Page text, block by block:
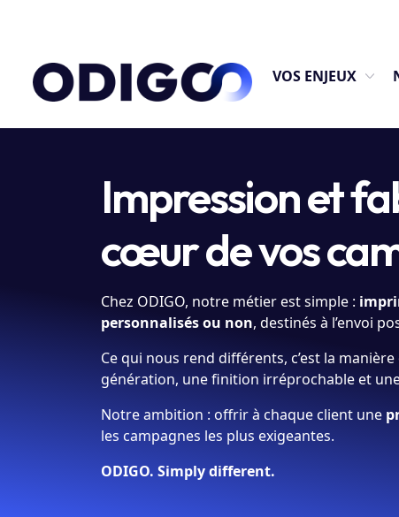
VOS ENJEUX
Impression et
cœur de vos
Chez ODIGO, notre métier est simple :
personnalisés ou non, destinés à l’envoi
Ce qui nous rend différents, c’est la
génération, une finition irréprochable et
Notre ambition : offrir à chaque client une
les campagnes les plus exigeantes.
ODIGO. Simply different.